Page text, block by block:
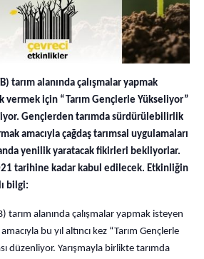
tarım alanında çalışmalar yapmak
vermek için “Tarım Gençlerle Yükseliyor”
Gençlerden tarımda sürdürülebilirlik
amacıyla çağdaş tarımsal uygulamaları
yenilik yaratacak fikirleri bekliyorlar.
tarihine kadar kabul edilecek. Etkinliğin
bilgi:
tarım alanında çalışmalar yapmak isteyen
bu yıl altıncı kez “Tarım Gençlerle
düzenliyor. Yarışmayla birlikte tarımda